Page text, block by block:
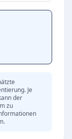
eine
Je
der
zu